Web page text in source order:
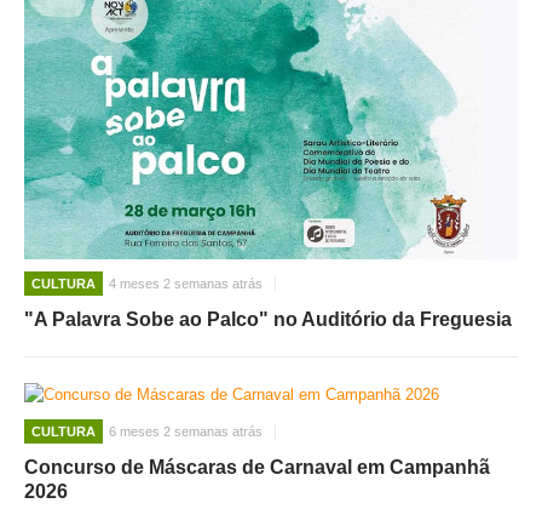
CULTURA 4 meses 2 semanas atrás
"A Palavra Sobe ao Palco" no Auditório da Freguesia
CULTURA 6 meses 2 semanas atrás
Concurso de Máscaras de Carnaval em Campanhã
2026